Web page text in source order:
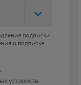
подписки
о подписке
устройств.